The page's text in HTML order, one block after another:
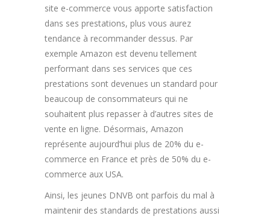
site e-commerce vous apporte satisfaction
dans ses prestations, plus vous aurez
tendance à recommander dessus. Par
exemple Amazon est devenu tellement
performant dans ses services que ces
prestations sont devenues un standard pour
beaucoup de consommateurs qui ne
souhaitent plus repasser à d’autres sites de
vente en ligne. Désormais, Amazon
représente aujourd’hui plus de 20% du e-
commerce en France et près de 50% du e-
commerce aux USA.
Ainsi, les jeunes DNVB ont parfois du mal à
maintenir des standards de prestations aussi